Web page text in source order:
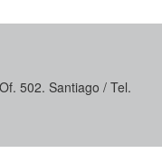
502. Santiago / Tel.